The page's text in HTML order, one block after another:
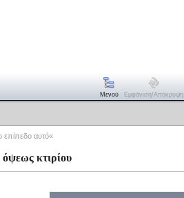
Μενού Εμφάνιση/απόκρυψη